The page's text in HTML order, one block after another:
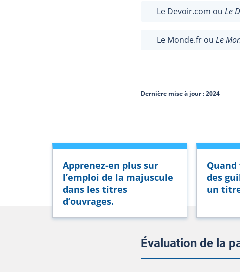
Le Devoir.com ou Le
Le Monde.fr ou Le
Dernière mise à jour :2024
Apprenez-en plus sur
l’emploi de la majuscule
dans les titres
d’ouvrages.
des
un
Évaluation de la